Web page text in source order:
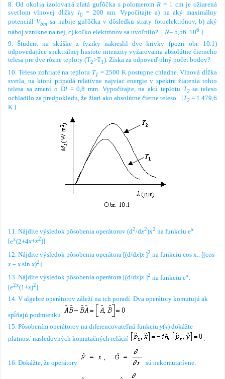
8. Od okolia izolovaná zlatá guľôčka s polomeromR = 1 cm je ožiarená
svetlom vlnovej dĺžky l0= 200 nm. Vypočítajte a) na aký maximálny
potenciálVbm sa nabije guľôčka v dôsledku straty fotoelektrónov, b) aký
náboj vznikne na nej, c) koľko elektrónov sa uvoľnilo? [ N= 5,56. 106 ]
9. Študent na skúške z fyziky nakreslil dve krivky (pozri obr. 10.1)
odpovedajúce spektrálnej hustote intenzity vyžarovania absolútne čierneho
telesa pre dve rôzne teploty (T2>T1). Získa za odpoveď plný počet bodov?
10. Teleso zohriaté na teplotu T1 = 2500 K postupne chladne. Vlnová dĺžka
svetla, na ktorú pripadá relatívne najviac energie v spektre žiarenia tohto
telesa sa zmení o Dl= 0,8mm. Vypočítajte, na akú teplotu T2sa teleso
ochladilo za predpokladu, že žiari ako absolútne čierne teleso. [T2= 1 479,6
K ]
11. Nájdite výsledok pôsobenia operátorov (d2/dx2)x2 na funkciu ex .
[ex(2+4x+x2)]
12. Nájdite výsledok pôsobenia operátora [(d/dx)x ]2 na funkciu cos x.. [(cos
x – x sin x)2]
13. Nájdite výsledok pôsobenia operátora [(d/dx)x ]2 na funkciu ex
[e2x(1+x)2]
14. V algebre operátorov záleží na ich poradí. Dva operátory komutujú ak
spĺňajú podmienku
15. Pôsobením operátorov na diferencovateľnú funkciu y(x) dokážte
platnosť nasledovných komutačných relácií
16. Dokážte, že operátory sú nekomutatívne.